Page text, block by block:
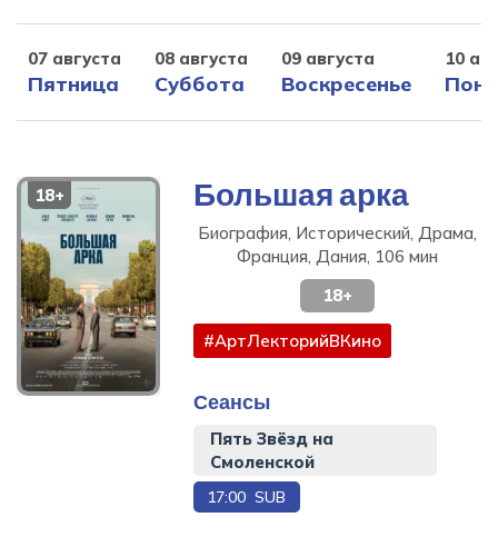
07 августа
Пятница
08 августа
Суббота
09 августа
Воскресенье
10
18+ Большая арка
Биография, Исторический, Драма,
Франция, Дания, 106 мин
18+
#АртЛекторийВКино
Сеансы
Пять Звёзд на
Смоленской
17:00 SUB